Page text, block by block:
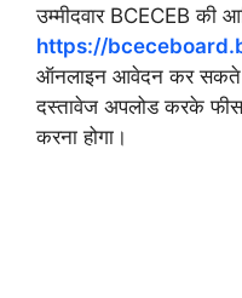
उम्मीदवार BCECEB की
https://
ऑनलाइन आवेदन कर सकते
दस्तावेज अपलोड करके फीस
करना होगा।